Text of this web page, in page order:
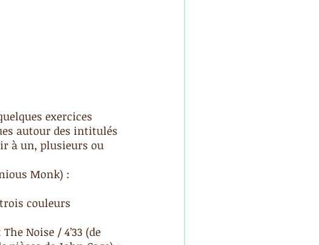
exercices
autour des intitulés
à un, plusieurs ou
Monk) :
couleurs
Noise / 4’33 (de